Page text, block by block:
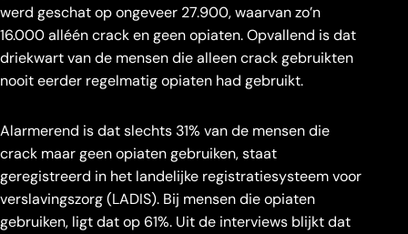
werd geschat op ongeveer 27.900, waarvan zo’n
16.000 alléén crack en geen opiaten. Opvallend is dat
driekwart van de mensen die alleen crack gebruikten
nooit eerder regelmatig opiaten had gebruikt.
Alarmerend is dat slechts 31% van de mensen die
crack maar geen opiaten gebruiken, staat
geregistreerd in het landelijke registratiesysteem voor
verslavingszorg (LADIS). Bij mensen die opiaten
gebruiken, ligt dat op 61%. Uit de interviews blijkt dat